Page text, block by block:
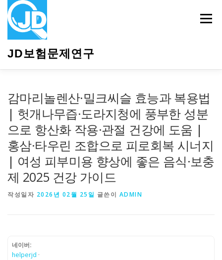
JD보험문제연구
메뉴
감마리놀렌산·밀크씨슬 효능과 복용법
| 헛개나무즙·도라지청에 풍부한 성분
으로 항산화 작용·관절 건강에 도움 |
홍삼·타우린 조합으로 피로회복 시너지
| 여성 피부미용 향상에 좋은 음식·보충
제 2025 건강 가이드
작성일자 2026년 02월 25일 글쓴이 ADMIN
네이버:
helperjd ·